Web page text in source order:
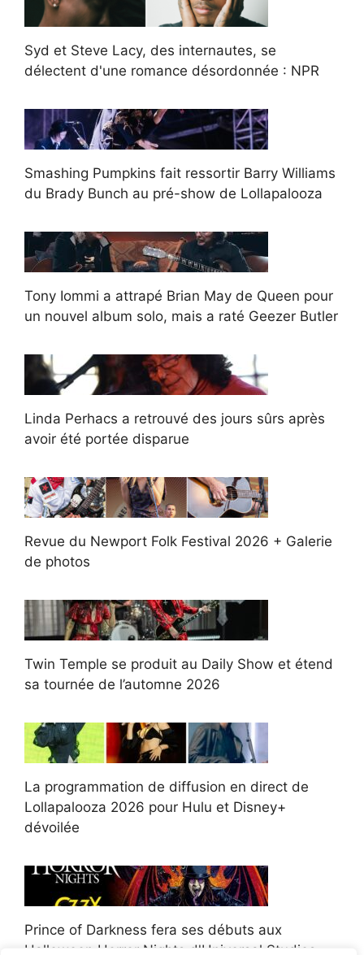
Syd et Steve Lacy, des internautes, se
délectent d'une romance désordonnée : NPR
Smashing Pumpkins fait ressortir Barry Williams
du Brady Bunch au pré-show de Lollapalooza
Tony Iommi a attrapé Brian May de Queen pour
un nouvel album solo, mais a raté Geezer Butler
Linda Perhacs a retrouvé des jours sûrs après
avoir été portée disparue
Revue du Newport Folk Festival 2026 + Galerie
de photos
Twin Temple se produit au Daily Show et étend
sa tournée de l’automne 2026
La programmation de diffusion en direct de
Lollapalooza 2026 pour Hulu et Disney+
dévoilée
Prince of Darkness fera ses débuts aux
Halloween Horror Nights d'Universal Studios